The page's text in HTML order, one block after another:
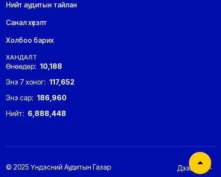
Нийт аудитын тайлан
Санал хүсэлт
Холбоо барих
ХАНДАЛТ
Өнөөдөр: 10,188
Энэ 7 хоног: 117,652
Энэ сар: 186,960
Нийт: 6,888,448
© 2025 Үндэсний Аудитын Газар Дээшээ